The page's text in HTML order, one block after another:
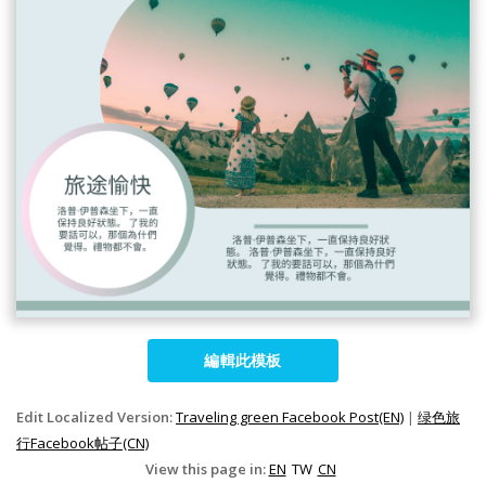
編輯此模板
Edit Localized Version:Traveling green Facebook Post(EN) | 绿色旅
行Facebook帖子(CN)
View this page in:EN TW CN